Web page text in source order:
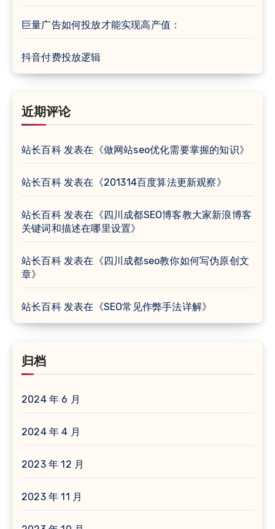
巨量广告如何投放才能实现高产值：
抖音付费投放逻辑
近期评论
站长百科发表在《做网站seo优化需要掌握的知识》
站长百科发表在《201314百度算法更新观察》
站长百科发表在《四川成都SEO博客教大家新浪博客
关键词和描述在哪里设置》
站长百科发表在《四川成都seo教你如何写伪原创文
章》
站长百科发表在《SEO常见作弊手法详解》
归档
2024 年 6 月
2024 年 4 月
2023 年 12 月
2023 年 11 月